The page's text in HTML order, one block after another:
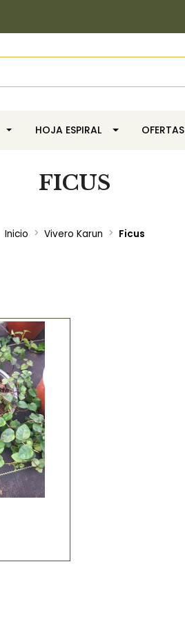
HOJA ESPIRAL OFERTAS
FICUS
Inicio Vivero Karun Ficus